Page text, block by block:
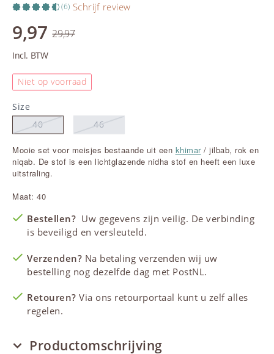
(6) Schrijf review
9,97 29,97
Incl. BTW
Niet op voorraad
Size
40
46
Mooie set voor meisjes bestaande uit een khimar/ jilbab, rok en
niqab. De stof is een lichtglazende nidha stof en heeft een luxe
uitstraling.
Maat: 40
Bestellen? Uw gegevens zijn veilig. De verbinding
is beveiligd en versleuteld.
Verzenden? Na betaling verzenden wij uw
bestelling nog dezelfde dag met PostNL.
Retouren? Via ons retourportaal kunt u zelf alles
regelen.
Productomschrijving